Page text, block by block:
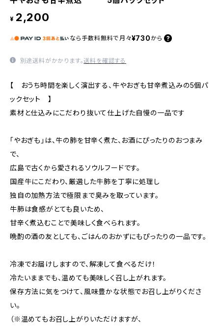
¥ 2,200
なら 手数料無料で 月々¥730 から
別途送料がかかります。送料を確認する
【 おうち時間を楽しく演出する、牛やおぎも甘辛煮込みの5個パ
ックセット 】
素材と仕込みにこだわり抜いて仕上げた自慢の一品です
「やおぎも」は、牛の肺を甘辛く煮た、お酒にぴったりのおつまみ
で、
広島で古くから愛されるソウルフードです。
国産牛にこだわり、厳選した牛肺を丁寧に処理し
独自の加熱方法で極限まで臭みを取っています。
牛肺は食感がとても良いため、
甘辛く煮込むことで美味しく食べられます。
晩酌の酒の友としても、ごはんのおかずにもぴったりの一品です。
冷凍でお届けしますので、解凍して食べるだけ！
冷たいままでも、温めても美味しく召し上がれます。
保存方法に気をつけて、風味豊かな状態でお召し上がりくださ
い。
（※温めてもお召し上がりいただけますが、